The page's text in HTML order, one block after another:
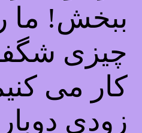
ببخش! ما
چیزی
کار می
زودی